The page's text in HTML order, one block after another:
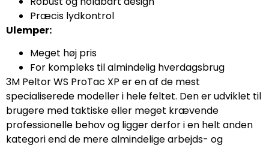
Præcis lydkontrol
Ulemper:
Meget høj pris
For kompleks til almindelig hverdagsbrug
3M Peltor WS ProTac XP er en af de mest
specialiserede modeller i hele feltet. Den er udviklet til
brugere med taktiske eller meget krævende
professionelle behov og ligger derfor i en helt anden
kategori end de mere almindelige arbejds- og